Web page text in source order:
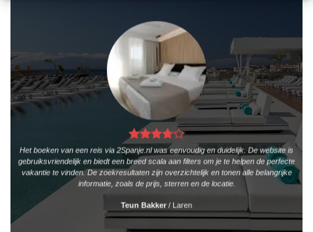
Het boeken van een reis via 2Spanje.nl was eenvoudig en duidelijk. De website is
gebruiksvriendelijk en biedt een breed scala aan filters om je te helpen de perfecte
vakantie te vinden. De zoekresultaten zijn overzichtelijk en tonen alle belangrijke
informatie, zoals de prijs, sterren en de locatie.
Teun Bakker / Laren